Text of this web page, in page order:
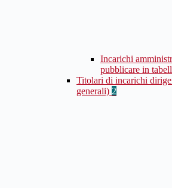
Incarichi
pubblicare in
Titolari di incarichi
generali) 2